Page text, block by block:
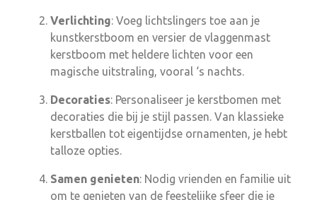
Verlichting: Voeg lichtslingers toe aan je
kunstkerstboom en versier de vlaggenmast
kerstboom met heldere lichten voor een
magische uitstraling, vooral ‘s nachts.
Decoraties: Personaliseer je kerstbomen met
decoraties die bij je stijl passen. Van klassieke
kerstballen tot eigentijdse ornamenten, je hebt
talloze opties.
Samen genieten: Nodig vrienden en familie uit
om te genieten van de feestelijke sfeer die je